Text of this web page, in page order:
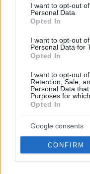
consent section.
I want to opt-out
Personal Data.
Opted In
I want to opt-out
Personal Data for
Opted In
I want to opt-out
Retention, Sale,
Personal Data
Purposes for
Opted In
Google consents
CONFIRM
Ρολά κανέλας στη
Και το καλύτερο;
μέσα σε μόλις 20
26.09.2024, 14:28